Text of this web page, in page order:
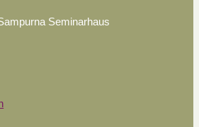
Seminarhaus